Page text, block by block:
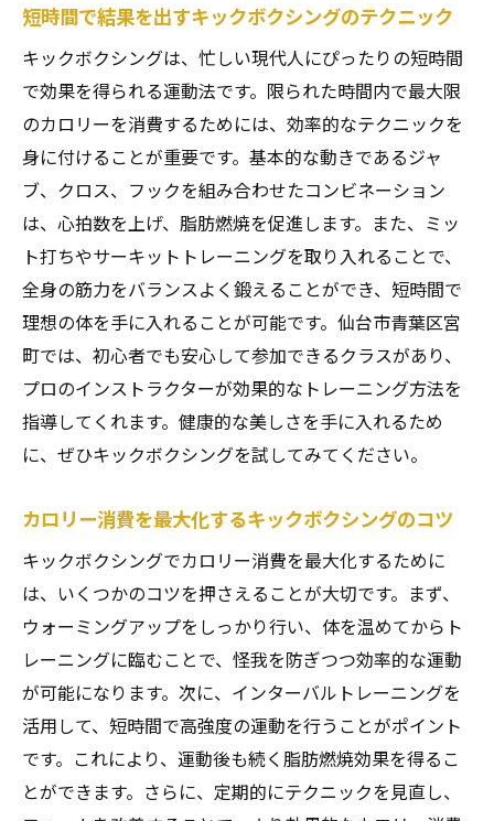
短時間で結果を出すキックボクシングのテクニック
キックボクシングは、忙しい現代人にぴったりの短時間
で効果を得られる運動法です。限られた時間内で最大限
のカロリーを消費するためには、効率的なテクニックを
身に付けることが重要です。基本的な動きであるジャ
ブ、クロス、フックを組み合わせたコンビネーション
は、心拍数を上げ、脂肪燃焼を促進します。また、ミッ
ト打ちやサーキットトレーニングを取り入れることで、
全身の筋力をバランスよく鍛えることができ、短時間で
理想の体を手に入れることが可能です。仙台市青葉区宮
町では、初心者でも安心して参加できるクラスがあり、
プロのインストラクターが効果的なトレーニング方法を
指導してくれます。健康的な美しさを手に入れるため
に、ぜひキックボクシングを試してみてください。
カロリー消費を最大化するキックボクシングのコツ
キックボクシングでカロリー消費を最大化するために
は、いくつかのコツを押さえることが大切です。まず、
ウォーミングアップをしっかり行い、体を温めてからト
レーニングに臨むことで、怪我を防ぎつつ効率的な運動
が可能になります。次に、インターバルトレーニングを
活用して、短時間で高強度の運動を行うことがポイント
です。これにより、運動後も続く脂肪燃焼効果を得るこ
とができます。さらに、定期的にテクニックを見直し、